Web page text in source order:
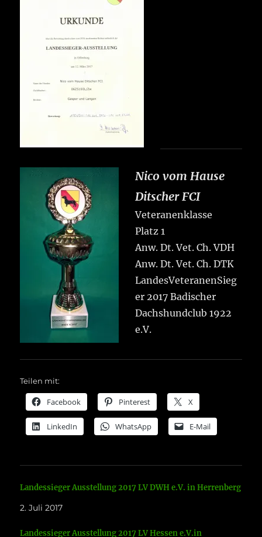
Nico vom Hause
Ditscher FCI
Veteranenklasse
Platz 1
Anw. Dt. Vet. Ch. VDH
Anw. Dt. Vet. Ch. DTK
LandesVeteranenSieg
er 2017 Badischer
Dachshundclub 1922
e.V.
Teilen mit:
Facebook Pinterest X
LinkedIn WhatsApp E-Mail
Landessieger Ausstellung 2017 LV DWH e.V. in Herrenberg
2. Juli 2017
Landessieger Ausstellung 2017 LV Hessen e.V.in